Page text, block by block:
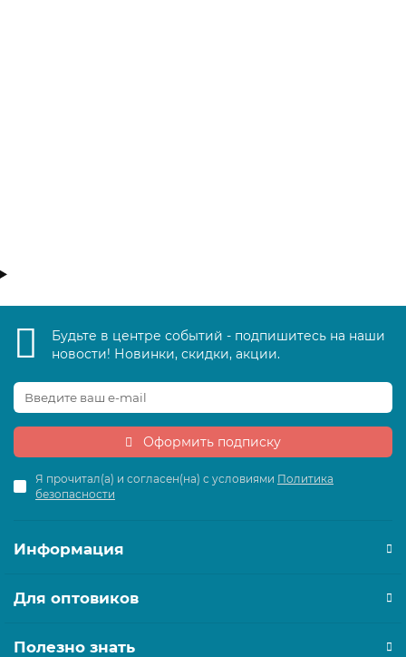
Будьте в центре событий - подпишитесь на наши
новости! Новинки, скидки, акции.
Оформить подписку
Я прочитал(а) и согласен(на) с условиями Политика
безопасности
Информация
Для оптовиков
Полезно знать